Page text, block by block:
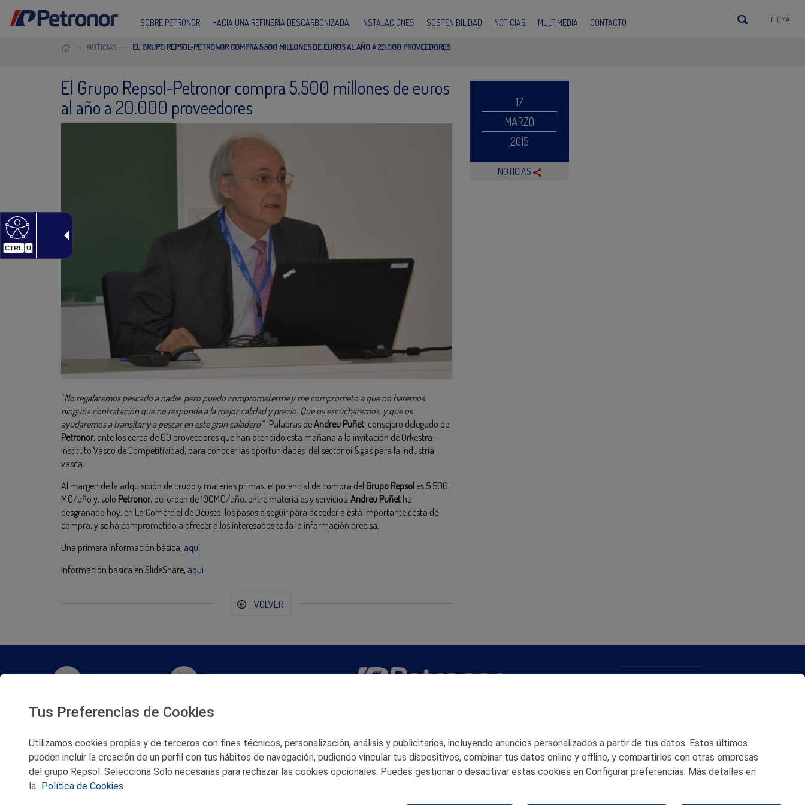
CTRL U
SOBRE PETRONOR HACIA UNA REFINERÍA DESCARBONIZADA INSTALACIONES SOSTENIBILIDAD NOTICIAS MULTIMEDIA CONTACTO IDIOMA
NOTICIAS EL GRUPO REPSOL-PETRONOR COMPRA 5.500 MILLONES DE EUROS AL AÑO A 20.000 PROVEEDORES
El Grupo Repsol-Petronor compra 5.500 millones de euros
al año a 20.000 proveedores
“No regalaremos pescado a nadie, pero puedo comprometerme y me comprometo a que no haremos
ninguna contratación que no responda a la mejor calidad y precio. Que os escucharemos, y que os
ayudaremos a transitar y a pescar en este gran caladero”. Palabras deAndreu Puñet, consejero delegado de
Petronor, ante los cerca de 60 proveedores que han atendido esta mañana a la invitación de Orkestra–
Instituto Vasco de Competitividad, para conocer las oportunidades del sector oil&gas para la industria
vasca.
Al margen de la adquisición de crudo y materias primas, el potencial de compra del Grupo Repsol es 5.500
M€/año y, solo Petronor, del orden de 100M€/año, entre materiales y servicios. Andreu Puñet ha
desgranado hoy, en La Comercial de Deusto, los pasos a seguir para acceder a esta importante cesta de
compra, y se ha comprometido a ofrecer a los interesados toda la información precisa.
Una primera información básica, aquí
Información básica en SlideShare, aquí
VOLVER
17
MARZO
2015
NOTICIAS
Twitter
Facebook
Youtube
Flickr
Instagram
Slideshare
Soundcloud © 2026 Petronor S.A.
POLITICA DE COOKIES
Tus Preferencias de Cookies
Utilizamos cookies propias y de terceros con fines técnicos, personalización, análisis y publicitarios, incluyendo anuncios personalizados a partir de tus datos. Estos últimos
pueden incluir la creación de un perfil con tus hábitos de navegación, pudiendo vincular tus dispositivos, combinar tus datos online y offline, y compartirlos con otras empresas
del grupo Repsol. Selecciona Solo necesarias para rechazar las cookies opcionales. Puedes gestionar o desactivar estas cookies en Configurar preferencias. Más detalles en
la Política de Cookies.